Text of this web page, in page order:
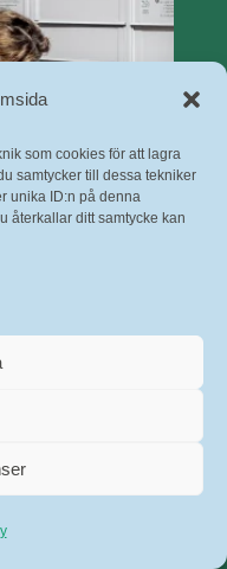
som cookies för att lagra
samtycker till dessa tekniker
unika ID:n på denna
återkallar ditt samtycke kan
– dygnet